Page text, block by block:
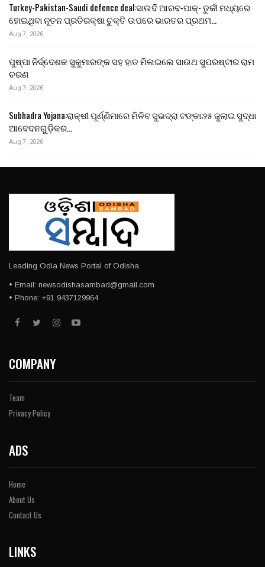
Turkey-Pakistan-Saudi defence deal:ସାଉଦି ଆରବ-ପାକ୍- ତୁର୍କୀ ମଧ୍ୟରେ
ହୋଇଥିବା ନୂତନ ପ୍ରତିରକ୍ଷା ଚୁକ୍ତି ଉପରେ ଭାରତର ପ୍ରଥମ…
Aug 7, 2026
ପୁଷ୍ପା ନିର୍ଦ୍ଦେଶକ ସୁକୁମାରଙ୍କ ସହ ହାତ ମିଳାଇଲେ ସାଉଥ ସୁପରଷ୍ଟାର ରାମ
ଚରଣ
Aug 7, 2026
Subhadra Yojana:ରାକ୍ଷୀ ପୂର୍ଣ୍ଣିମାରେ ମିଳିବ ସୁଭଦ୍ରା ଟଙ୍କା;୨୫ ଜୁଲାଇ ସୁଦ୍ଧା
ଆବେଦନଗୁଡ଼ିକର…
Aug 7, 2026
Leading Odia News Portal of Odisha.
• Email: newsodishasambad@gmail.com
• Phone: +91 9437129964
COMPANY
Team
Privacy Policy
ADS
Home
About Us
Contact Us
LINKS